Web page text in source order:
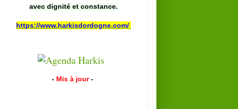
avec dignité et constance.
https://www.harkisdordogne.com/
- Mis à jour -